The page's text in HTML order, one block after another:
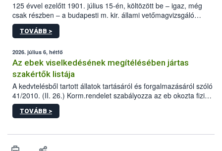
125 évvel ezelőtt 1901. július 15-én, költözött be – igaz, még
csak részben – a budapesti m. kir. állami vetőmagvizsgáló
állomás a Kis Rókus utca 15. szám alatti, Czigler Győző által
tervezett új épületébe.
TOVÁBB >
2026. július 6, hétfő
Az ebek viselkedésének megítélésében jártas
szakértők listája
A kedvtelésből tartott állatok tartásáról és forgalmazásáról szóló
41/2010. (II. 26.) Korm.rendelet szabályozza az eb okozta fizikai
sérülés, illetve ennek veszélye keletkezésekor felmerülő
hatósági feladatokat, valamint a veszélyes eb tartását és annak
vonni az ebek viselkedésének megítélésében jártas szakértőt.
TOVÁBB >